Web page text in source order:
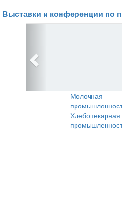
Выставки и конференции по
Молочная
Хлебопекарная